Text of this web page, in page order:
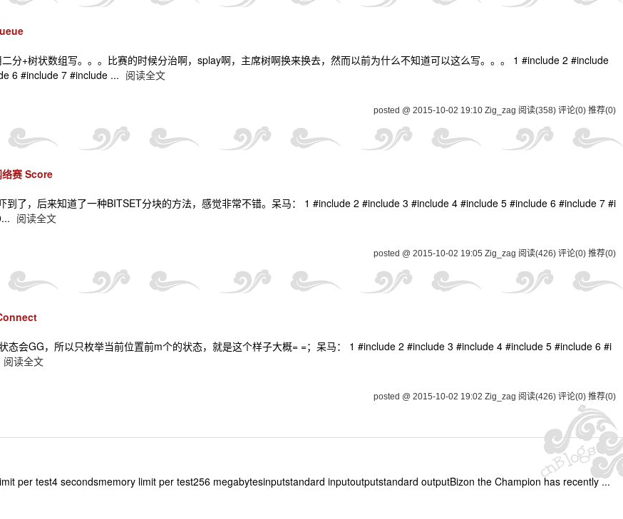
分+树状数组写。。。比赛的时候分治啊，splay啊，主席树啊换来换去，然而以前为什么不知道可以这么写。。。 1 #include 2 #include
6 #include 7 #include ... 阅读全文
posted @ 2015-10-02 19:10 Zig_zag 阅读(358) 评论(0) 推荐(0)
赛 Score
到了，后来知道了一种BITSET分块的方法，感觉非常不错。呆马： 1 #include 2 #include 3 #include 4 #include 5 #include 6 #include 7 #i
阅读全文
posted @ 2015-10-02 19:05 Zig_zag 阅读(426) 评论(0) 推荐(0)
态会GG，所以只枚举当前位置前m个的状态，就是这个样子大概= =；呆马： 1 #include 2 #include 3 #include 4 #include 5 #include 6 #i
阅读全文
posted @ 2015-10-02 19:02 Zig_zag 阅读(426) 评论(0) 推荐(0)
per test4 secondsmemory limit per test256 megabytesinputstandard inputoutputstandard outputBizon the Champion has recently ...